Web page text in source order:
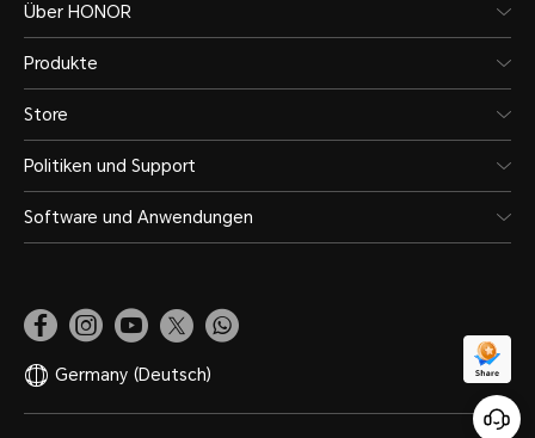
Über HONOR
Produkte
Store
Politiken und Support
Software und Anwendungen
Germany (Deutsch)